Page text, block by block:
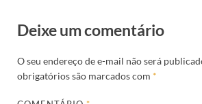
Deixe um comentário
O seu endereço de e-mail não será
obrigatórios são marcados com *